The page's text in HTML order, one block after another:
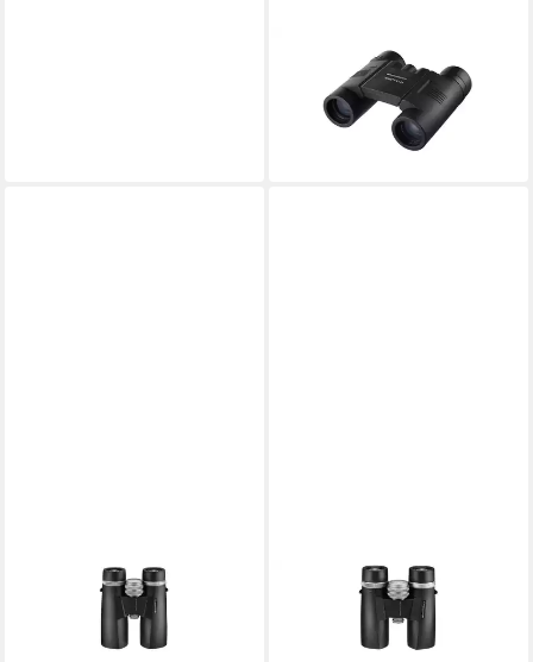
ESCHENBACH OPTIK
Eschenbach Optik Fernglas
Fernglas
118,99 €
lieferbar - in 6-7 Werktagen bei dir